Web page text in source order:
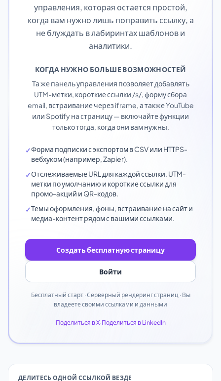
управления, которая остается простой,
когда вам нужно лишь поправить ссылку, а
не блуждать в лабиринтах шаблонов и
аналитики.
КОГДА НУЖНО БОЛЬШЕ ВОЗМОЖНОСТЕЙ
Та же панель управления позволяет добавлять
UTM-метки, короткие ссылки /s/, форму сбора
email, встраивание через iframe, а также YouTube
или Spotify на страницу — включайте функции
только тогда, когда они вам нужны.
✓Форма подписки с экспортом в CSV или HTTPS-
вебхуком (например, Zapier).
✓Отслеживаемые URL для каждой ссылки, UTM-
метки по умолчанию и короткие ссылки для
промо-акций и QR-кодов.
✓Темы оформления, фоны, встраивание на сайт и
медиа-контент рядом с вашими ссылками.
Создать бесплатную страницу
Войти
Бесплатный старт · Серверный рендеринг страниц · Вы
владеете своими ссылками и данными
Поделиться в X·Поделиться в LinkedIn
ДЕЛИТЕСЬ ОДНОЙ ССЫЛКОЙ ВЕЗДЕ